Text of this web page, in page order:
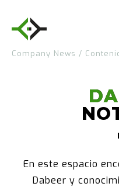
Company News /
En este espacio
Dabeer y